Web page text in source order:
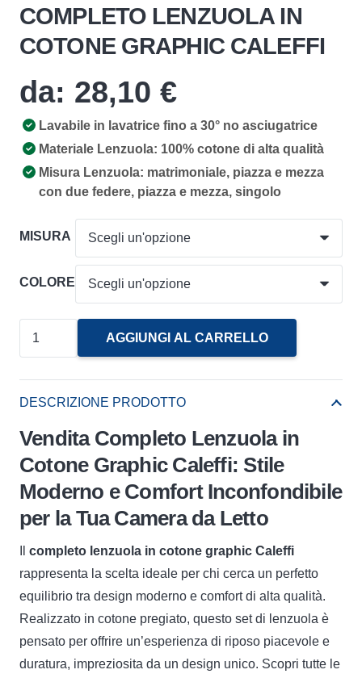
COMPLETO LENZUOLA IN
COTONE GRAPHIC CALEFFI
da: 28,10 €
Lavabile in lavatrice fino a 30° no asciugatrice
Materiale Lenzuola: 100% cotone di alta qualità
Misura Lenzuola: matrimoniale, piazza e mezza
con due federe, piazza e mezza, singolo
MISURA
COLORE
Cotone
Caleffi
quantità
AGGIUNGI AL CARRELLO
DESCRIZIONE PRODOTTO
Vendita Completo Lenzuola in
Cotone Graphic Caleffi: Stile
Moderno e Comfort Inconfondibile
per la Tua Camera da Letto
completo lenzuola in cotone graphic Caleffi
rappresenta la scelta ideale per chi cerca un perfetto
equilibrio tra design moderno e comfort di alta qualità.
Realizzato in cotone pregiato, questo set di lenzuola è
pensato per offrire un’esperienza di riposo piacevole e
duratura, impreziosita da un design unico. Scopri tutte le